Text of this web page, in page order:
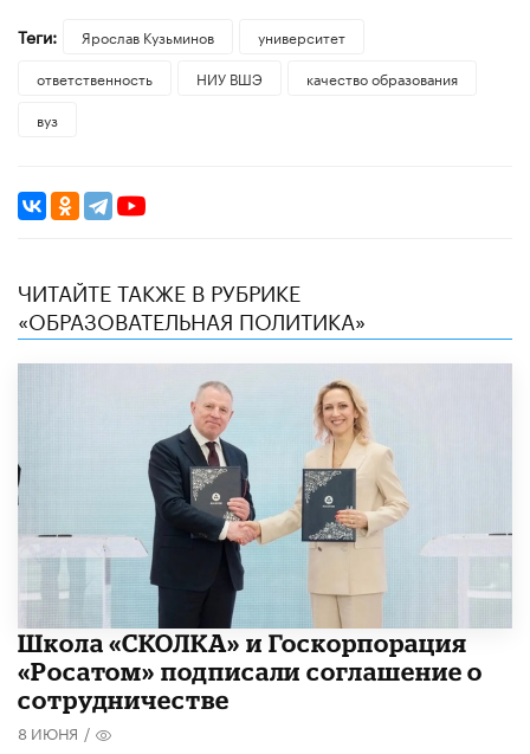
Теги: Ярослав Кузьминов
университет
ответственность
НИУ ВШЭ
качество образования
вуз
ЧИТАЙТЕ ТАКЖЕ В РУБРИКЕ
«ОБРАЗОВАТЕЛЬНАЯ ПОЛИТИКА»
Школа «СКОЛКА» и Госкорпорация
«Росатом» подписали соглашение о
сотрудничестве
8 ИЮНЯ /